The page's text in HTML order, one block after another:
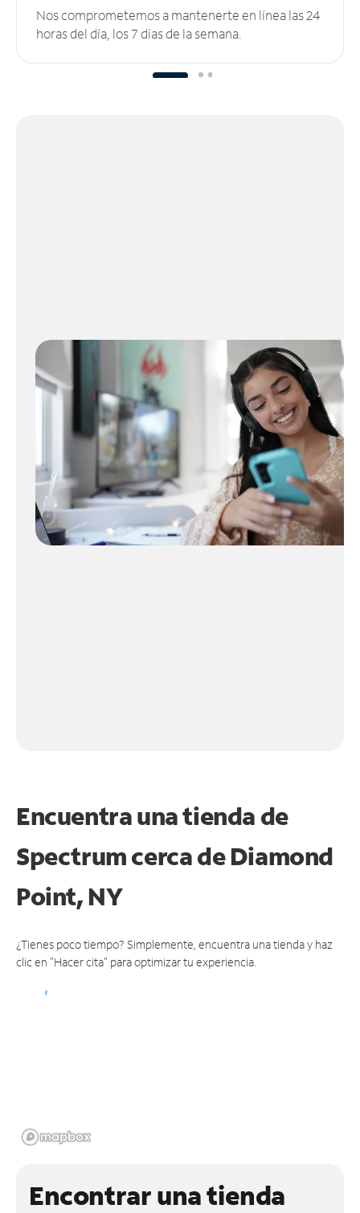
Nos comprometemos a mantenerte en línea las 24
horas del día, los 7 días de la semana.
Encuentra una tienda de
Spectrumcerca de Diamond
Point, NY
¿Tienes poco tiempo? Simplemente, encuentra una tienda y haz
clic en "Hacer cita" para optimizar tu experiencia.
Encontrar una tienda